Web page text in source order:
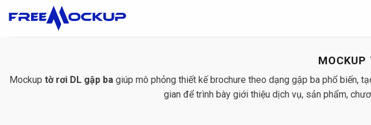
MOCKUP
Mockup tờ rơi DL gập ba giúp mô phỏng thiết kế brochure theo dạng gập ba phổ biến,
gian để trình bày giới thiệu dịch vụ, sản phẩm,